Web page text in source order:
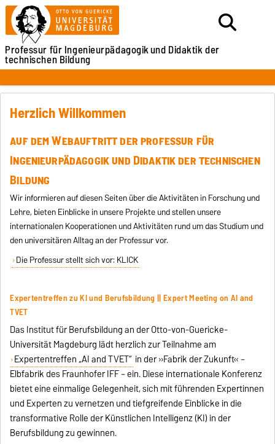
Professur für Ingenieurpädagogikund Didaktik der
technischen Bildung
Herzlich Willkommen
auf dem Webauftritt der professur für
Ingenieurpädagogik und Didaktik der technischen
Bildung
Wir informieren auf diesen Seiten über die Aktivitäten in Forschung und
Lehre, bieten Einblicke in unsere Projekte und stellen unsere
internationalen Kooperationen und Aktivitäten rund um das Studium und
den universitären Alltag an der Professur vor.
Die Professur stellt sich vor: KLICK
Expertentreffen zu KI und Berufsbildung || Expert Meeting on AI and
TVET
Das Institut für Berufsbildung an der Otto-von-Guericke-
Universität Magdeburg lädt herzlich zur Teilnahme am
Expertentreffen „AI and TVET“ in der »Fabrik der Zukunft« –
Elbfabrik des Fraunhofer IFF – ein. Diese internationale Konferenz
bietet eine einmalige Gelegenheit, sich mit führenden Expertinnen
und Experten zu vernetzen und tiefgreifende Einblicke in die
transformative Rolle der Künstlichen Intelligenz (KI) in der
Berufsbildung zu gewinnen.